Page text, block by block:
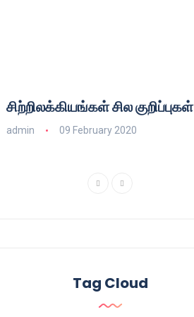
சிற்றிலக்கியங்கள் சில குறிப்புகள்
admin 09 February 2020
Tag Cloud